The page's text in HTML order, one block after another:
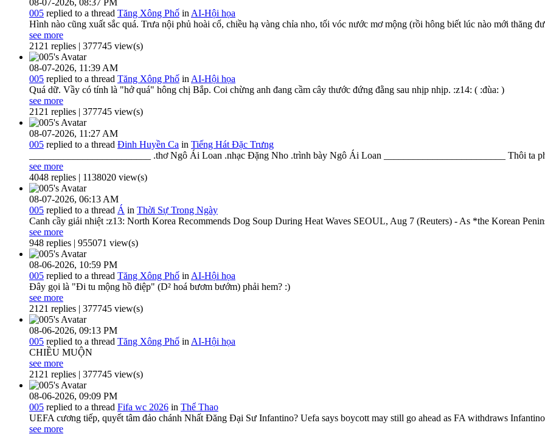
08-07-2026, 08:37 PM
005 replied to a thread Tăng Xông Phố in AI-Hội họa
Hình nào cũng xuất sắc quá. Trưa nội phủ hoài cổ, chiều hạ vàng chỉa nho, tối vóc nước mơ mộng (rồi hông biết lúc nào mới thăng
see more
2121 replies | 377745 view(s)
08-07-2026, 11:39 AM
005 replied to a thread Tăng Xông Phố in AI-Hội họa
Quá dữ. Vầy có tính là "hở quá" hông chị Bắp. Coi chừng anh đang cầm cây thước đứng đằng sau nhịp nhịp. :z14: ( :đùa: )
see more
2121 replies | 377745 view(s)
08-07-2026, 11:27 AM
005 replied to a thread Đinh Huyền Ca in Tiếng Hát Đặc Trưng
_________________________ .thơ Ngô Ái Loan .nhạc Đặng Nho .trình bày Ngô Ái Loan _________________________ Thôi ta
see more
4048 replies | 1138020 view(s)
08-07-2026, 06:13 AM
005 replied to a thread Á in Thời Sự Trong Ngày
Canh cầy giải nhiệt :z13: North Korea Recommends Dog Soup During Heat Waves SEOUL, Aug 7 (Reuters) - As *the Korean
see more
948 replies | 955071 view(s)
08-06-2026, 10:59 PM
005 replied to a thread Tăng Xông Phố in AI-Hội họa
Đây gọi là "Đi tu mộng hồ điệp" (D² hoá bươm bướm) phải hem? :)
see more
2121 replies | 377745 view(s)
08-06-2026, 09:13 PM
005 replied to a thread Tăng Xông Phố in AI-Hội họa
CHIỀU MUỘN
see more
2121 replies | 377745 view(s)
08-06-2026, 09:09 PM
005 replied to a thread Fifa wc 2026 in Thể Thao
UEFA cương tiếp, quyết tâm đảo chánh Nhất Đăng Đại Sư Infantino? Uefa says boycott may still go ahead as FA withdraws
see more